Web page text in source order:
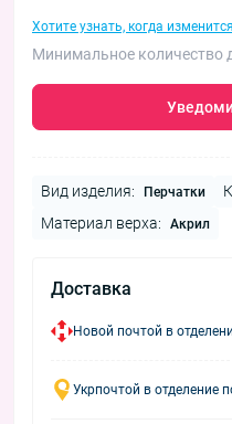
Хотите узнать, когда
Минимальное количество
Вид изделия: Перчатки
Материал верха: Акрил
Доставка
Новой почтой в
Укрпочтой в отделение